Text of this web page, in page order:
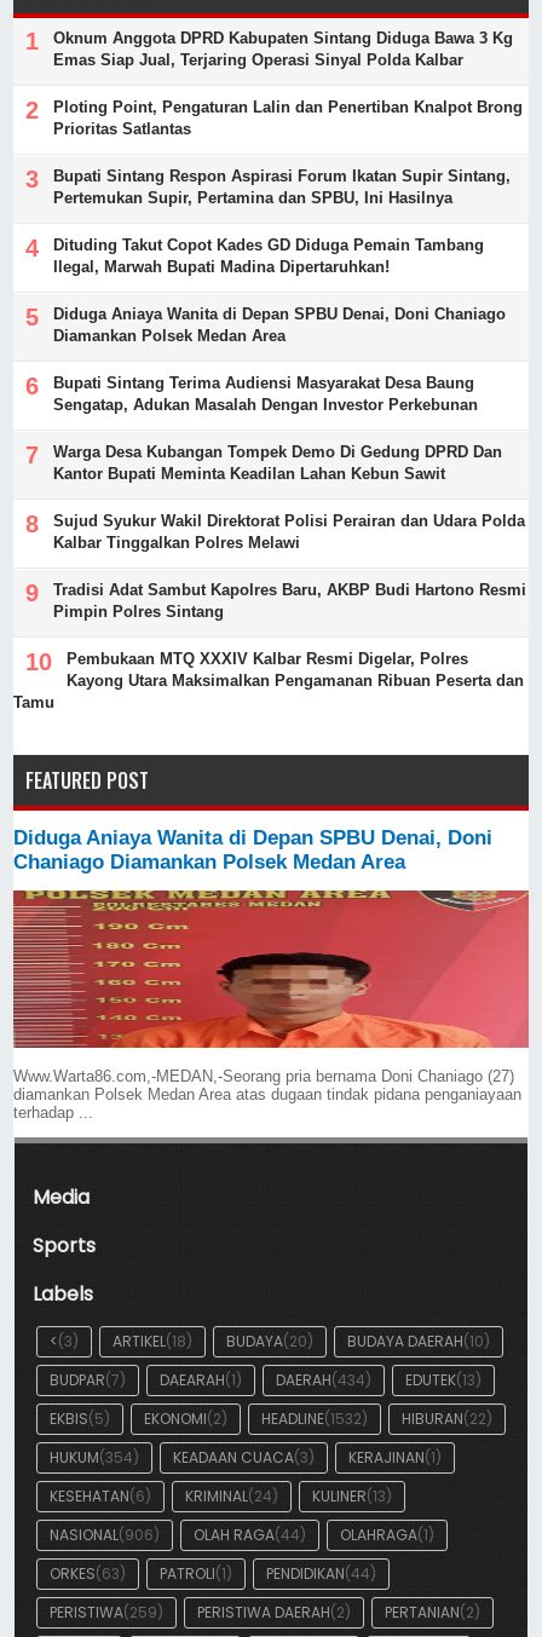
Oknum Anggota DPRD Kabupaten Sintang Diduga Bawa 3 Kg
Emas Siap Jual, Terjaring Operasi Sinyal Polda Kalbar
Ploting Point, Pengaturan Lalin dan Penertiban Knalpot Brong
Prioritas Satlantas
Bupati Sintang Respon Aspirasi Forum Ikatan Supir Sintang,
Pertemukan Supir, Pertamina dan SPBU, Ini Hasilnya
Dituding Takut Copot Kades GD Diduga Pemain Tambang
Ilegal, Marwah Bupati Madina Dipertaruhkan!
Diduga Aniaya Wanita di Depan SPBU Denai, Doni Chaniago
Diamankan Polsek Medan Area
Bupati Sintang Terima Audiensi Masyarakat Desa Baung
Sengatap, Adukan Masalah Dengan Investor Perkebunan
Warga Desa Kubangan Tompek Demo Di Gedung DPRD Dan
Kantor Bupati Meminta Keadilan Lahan Kebun Sawit
Sujud Syukur Wakil Direktorat Polisi Perairan dan Udara Polda
Kalbar Tinggalkan Polres Melawi
Tradisi Adat Sambut Kapolres Baru, AKBP Budi Hartono Resmi
Pimpin Polres Sintang
Pembukaan MTQ XXXIV Kalbar Resmi Digelar, Polres
Kayong Utara Maksimalkan Pengamanan Ribuan Peserta dan
Tamu
FEATURED POST
Diduga Aniaya Wanita di Depan SPBU Denai, Doni
Chaniago Diamankan Polsek Medan Area
Www.Warta86.com,-MEDAN,-Seorang pria bernama Doni Chaniago (27)
diamankan Polsek Medan Area atas dugaan tindak pidana penganiayaan
terhadap ...
Media
Sports
Labels
<(3) ARTIKEL(18) BUDAYA(20) BUDAYA DAERAH(10)
BUDPAR(7) DAEARAH(1) DAERAH(434) EDUTEK(13)
EKBIS(5) EKONOMI(2) HEADLINE(1532) HIBURAN(22)
HUKUM(354) KEADAAN CUACA(3) KERAJINAN(1)
KESEHATAN(6) KRIMINAL(24) KULINER(13)
NASIONAL(906) OLAH RAGA(44) OLAHRAGA(1)
ORKES(63) PATROLI(1) PENDIDIKAN(44)
PERISTIWA(259) PERISTIWA DAERAH(2) PERTANIAN(2)